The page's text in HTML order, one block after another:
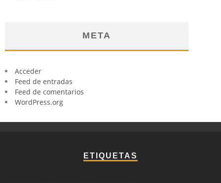
META
Acceder
Feed de entradas
Feed de comentarios
WordPress.org
ETIQUETAS